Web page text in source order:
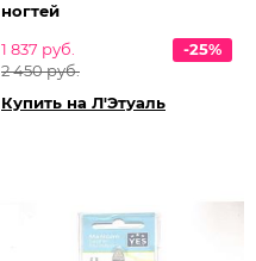
ногтей
1 837 руб.
2 450 руб.
-25%
Купить на Л'Этуаль